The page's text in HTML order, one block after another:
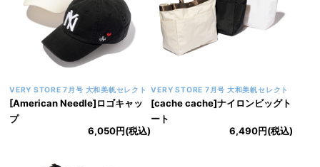
VERY STORE 7月号 大和美帆セレクト
[American Needle]ロゴキャッ
プ
6,050円(税込)
VERY STORE 7月号 大和美帆セレクト
[cache cache]ナイロンビッグト
ート
6,490円(税込)